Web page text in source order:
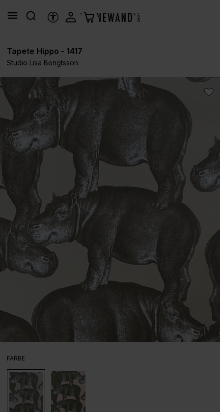
springen
HILFSTOOLS
Bildergalerie überspringen
Tapete Hippo - 1417
Studio Lisa Bengtsson
FARBE